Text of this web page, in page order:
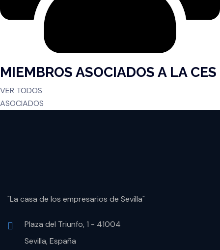
MIEMBROS ASOCIADOS A LA CES
VER TODOS
ASOCIADOS
"La casa de los empresarios de Sevilla"
Plaza del Triunfo, 1 - 41004
Sevilla, España